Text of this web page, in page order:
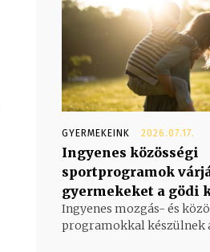
GYERMEKEINK 2026.07.17.
Ingyenes közösségi
sportprogramok
gyermekeket a gödi
Ingyenes mozgás- és
programokkal készülnek